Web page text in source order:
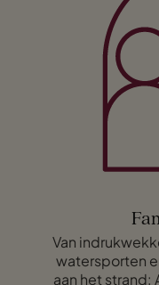
Van
watersporten
aan het strand: